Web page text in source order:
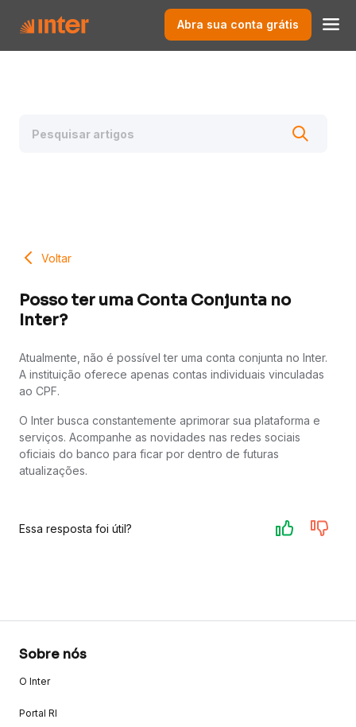
Abra sua conta grátis
Voltar
Posso ter uma Conta Conjunta no
Inter?
Atualmente, não é possível ter uma conta conjunta no Inter.
A instituição oferece apenas contas individuais vinculadas
ao CPF.
O Inter busca constantemente aprimorar sua plataforma e
serviços. Acompanhe as novidades nas redes sociais
oficiais do banco para ficar por dentro de futuras
atualizações.
Essa resposta foi útil?
Sobre nós
O Inter
Portal RI